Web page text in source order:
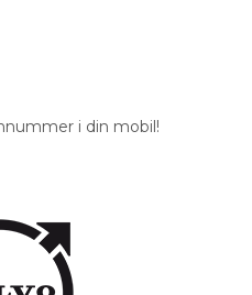
i din mobil!